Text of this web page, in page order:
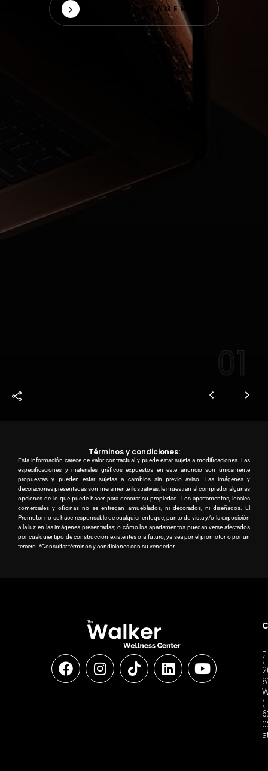
VER APARTAMENTO
01
Términos y condiciones:
Esta información carece de valor contractual y puede estar sujeta a modificaciones. Las
especificaciones y materiales gráficos expuestos en este anuncio son únicamente
propuestas y pueden estar sujetas a cambios sin previo aviso. Las imágenes y
decoraciones presentadas son meramente ilustrativas, le muestran al comprador algunas
opciones de lo que puede hacer para decorar su propiedad. Los apartamentos, locales
comerciales y oficinas no se entregan amueblados, ni decorados, ni diseñados. El
Promotor no se hace responsable de cualquier enfoque, punto de vista y/o la exposición
a la luz en las imágenes presentadas; o cómo los apartamentos puedan verse afectados
por cualquier tipo de construcción existentes o a futuro, ya sea por el promotor o por un
tercero. *Consultar términos y condiciones con su vendedor.